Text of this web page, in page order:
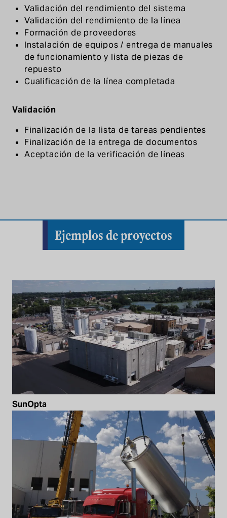
Validación del rendimiento del sistema
Validación del rendimiento de la línea
Formación de proveedores
Instalación de equipos / entrega de manuales
de funcionamiento y lista de piezas de
repuesto
Cualificación de la línea completada
Validación
Finalización de la lista de tareas pendientes
Finalización de la entrega de documentos
Aceptación de la verificación de líneas
Ejemplos de proyectos
SunOpta